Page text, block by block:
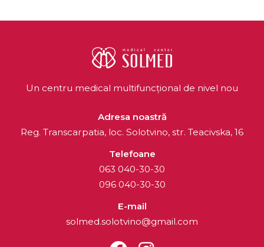
Un centru medical multifuncțional de nivel nou
Adresa noastră
Reg. Transcarpatia, loc. Solotvino, str. Teacivska, 16
Telefoane
063 040-30-30
096 040-30-30
E-mail
solmed.solotvino@gmail.com